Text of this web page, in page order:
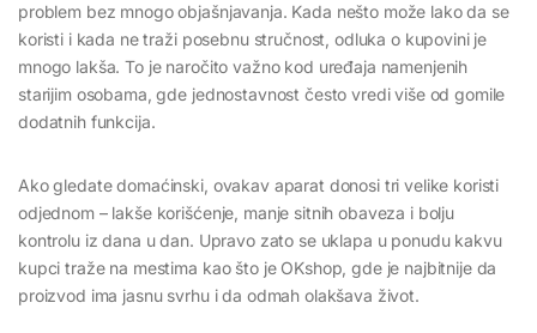
problem bez mnogo objašnjavanja. Kada nešto može lako da se
koristi i kada ne traži posebnu stručnost, odluka o kupovini je
mnogo lakša. To je naročito važno kod uređaja namenjenih
starijim osobama, gde jednostavnost često vredi više od gomile
dodatnih funkcija.
Ako gledate domaćinski, ovakav aparat donosi tri velike koristi
odjednom – lakše korišćenje, manje sitnih obaveza i bolju
kontrolu iz dana u dan. Upravo zato se uklapa u ponudu kakvu
kupci traže na mestima kao što je OKshop, gde je najbitnije da
proizvod ima jasnu svrhu i da odmah olakšava život.